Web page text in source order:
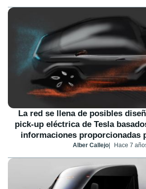
La red se llena de posibles
pick-up eléctrica de Tesla
informaciones proporcionadas
Alber Callejo Hace 7